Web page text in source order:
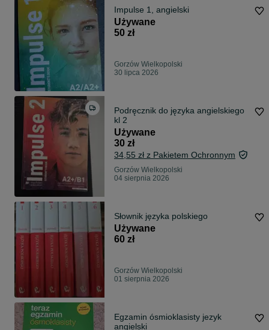
Impulse 1, angielski
Używane
50 zł
Gorzów Wielkopolski
30 lipca 2026
Podręcznik do języka angielskiego
kl 2
Używane
30 zł
34,55 zł z Pakietem Ochronnym
Gorzów Wielkopolski
04 sierpnia 2026
Słownik języka polskiego
Używane
60 zł
Gorzów Wielkopolski
01 sierpnia 2026
Egzamin ósmioklasisty jezyk
angielski